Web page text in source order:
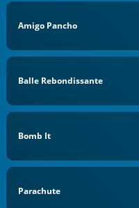
Amigo Pancho
Balle Rebondissante
Bomb It
Parachute